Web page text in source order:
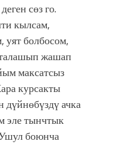
сөз го.
кылсам,
уят болбосом,
жашап
максатсыз
курсакты
дүйнөбүздү ачка
эле тынчтык
боюнча